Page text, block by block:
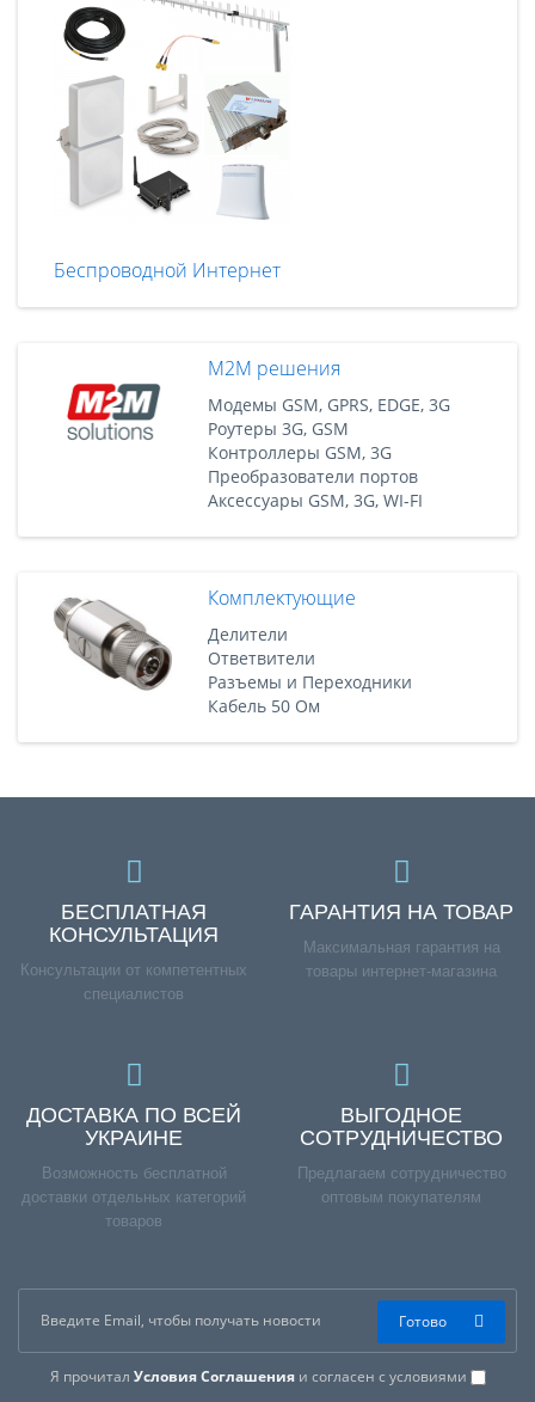
Беспроводной Интернет
M2M решения
Модемы GSM, GPRS, EDGE, 3G
Роутеры 3G, GSM
Контроллеры GSM, 3G
Преобразователи портов
Аксессуары GSM, 3G, WI-FI
Комплектующие
Делители
Ответвители
Разъемы и Переходники
Кабель 50 Ом
БЕСПЛАТНАЯ
КОНСУЛЬТАЦИЯ
Консультации от компетентных
специалистов
ГАРАНТИЯ НА ТОВАР
Максимальная гарантия на
товары интернет-магазина
ДОСТАВКА ПО ВСЕЙ
УКРАИНЕ
Возможность бесплатной
доставки отдельных категорий
товаров
ВЫГОДНОЕ
СОТРУДНИЧЕСТВО
Предлагаем сотрудничество
оптовым покупателям
Я прочитал Условия Соглашенияи согласен с условиями
Готово